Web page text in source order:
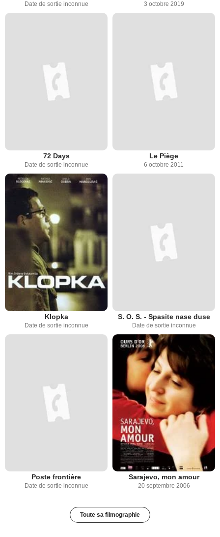
Date de sortie inconnue 3 octobre 2019
72 Days
Date de sortie inconnue
Le Piège
6 octobre 2011
Klopka
Date de sortie inconnue
S. O. S. - Spasite nase duse
Date de sortie inconnue
Poste frontière
Date de sortie inconnue
Sarajevo, mon amour
20 septembre 2006
Toute sa filmographie